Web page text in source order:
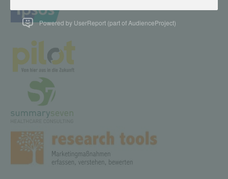
Powered by UserReport (part of AudienceProject)